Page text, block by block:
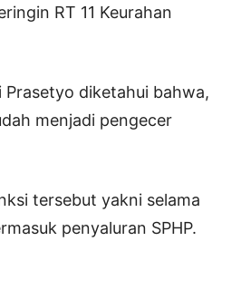
RT 11 Keurahan
Prasetyo diketahui bahwa,
menjadi pengecer
tersebut yakni selama
penyaluran SPHP.